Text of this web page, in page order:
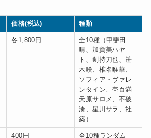
価格(税込) 種類
各1,800円
全10種（甲斐田
晴、加賀美ハヤ
ト、剣持刀也、笹
木咲、椎名唯華、
ソフィア・ヴァレ
ンタイン、壱百満
天原サロメ、不破
湊、星川サラ、社
築）
400円
全10種ランダム